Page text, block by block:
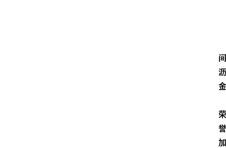
间
沥
金
荣
誉
加